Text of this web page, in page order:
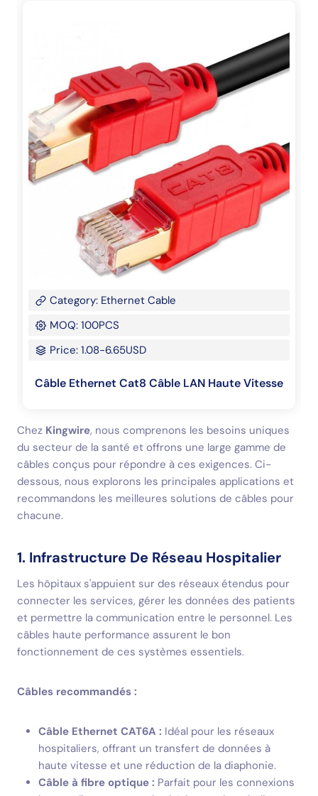
Category: Ethernet Cable
MOQ: 100PCS
Price: 1.08-6.65USD
Câble Ethernet Cat8 Câble LAN Haute Vitesse
Chez Kingwire, nous comprenons les besoins uniques
du secteur de la santé et offrons une large gamme de
câbles conçus pour répondre à ces exigences. Ci-
dessous, nous explorons les principales applications et
recommandons les meilleures solutions de câbles pour
chacune.
1. Infrastructure De Réseau Hospitalier
Les hôpitaux s'appuient sur des réseaux étendus pour
connecter les services, gérer les données des patients
et permettre la communication entre le personnel. Les
câbles haute performance assurent le bon
fonctionnement de ces systèmes essentiels.
Câbles recommandés :
Câble Ethernet CAT6A : Idéal pour les réseaux
hospitaliers, offrant un transfert de données à
haute vitesse et une réduction de la diaphonie.
Câble à fibre optique : Parfait pour les connexions